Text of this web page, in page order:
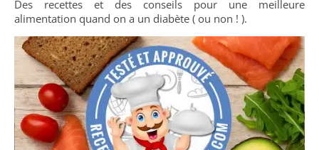
Des recettes et des conseils pour une meilleure
alimentation quand on a un diabète ( ou non ! ).